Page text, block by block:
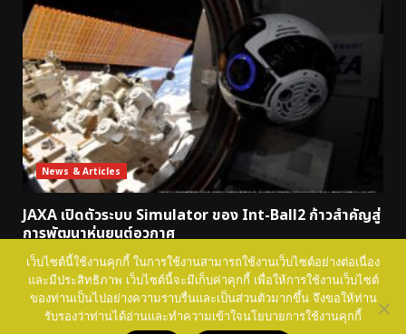
News & Articles
JAXA เปิดตัวระบบ Simulator ของ Int-Ball2 ก้าวสำคัญสู่
การพัฒนาหุ่นยนต์อวกาศ
18/06/2025
NSTDA SPACE Education Copyright © All rights
เว็บไซต์นี้ใช้งานคุกกี้ ในการใช้งานสามารถใช้งานเว็บไซต์อย่างต่อเนื่อง
และมีประสิทธิภาพ เว็บไซต์นี้จะมีเก็บค่าคุกกี้ เพื่อให้การใช้งานเว็บไซต์
ของท่านเป็นไปอย่างความราบรื่นและเป็นส่วนตัวมากขึ้น จึงขอให้ท่าน
รับรองว่าท่านได้อ่านและทำความเข้าใจนโยบายการใช้งานคุกกี้